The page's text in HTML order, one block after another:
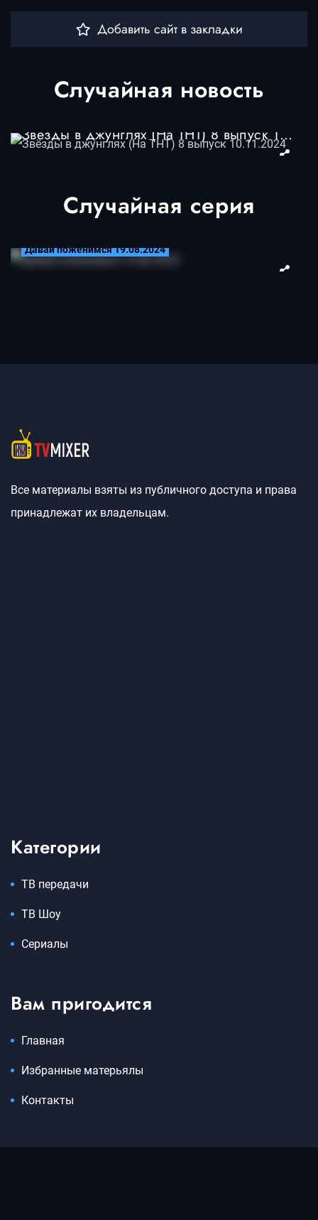
Добавить сайт в закладки
Случайная новость
Звёзды в джунглях (На ТНТ) 8 выпуск 10.11.2024
Случайная серия
Давай поженимся 19.08.2024
Все материалы взяты из публичного доступа и права
принадлежат их владельцам.
Категории
ТВ передачи
ТВ Шоу
Сериалы
Вам пригодится
Главная
Избранные матерьялы
Контакты